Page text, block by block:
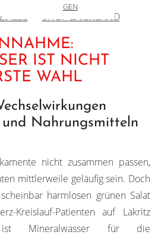
GEN
SHOP & VERSAND
IST NICHT
WAHL
und Nahrungsmitteln
nicht zusammen passen,
mittlerweile geläufig sein. Doch
harmlosen grünen Salat
Kreislauf-Patienten auf Lakritz
ist Mineralwasser für die